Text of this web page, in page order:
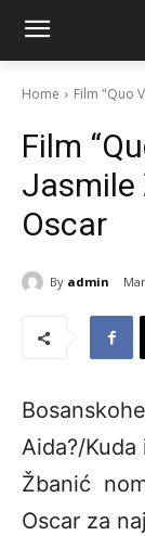
Home Film "Quo
Film
Jasmile
Oscar
By admin
Aida?/
Žbanić
Oscar za